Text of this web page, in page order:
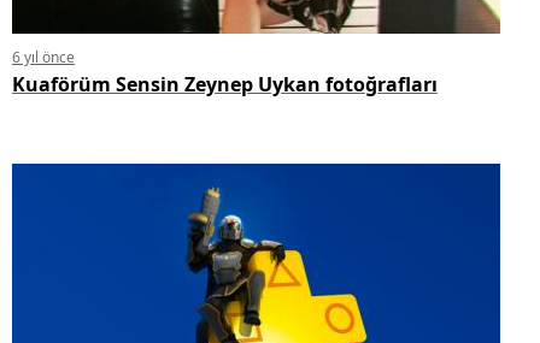
6 yıl önce
Kuaförüm Sensin Zeynep Uykan fotoğrafları